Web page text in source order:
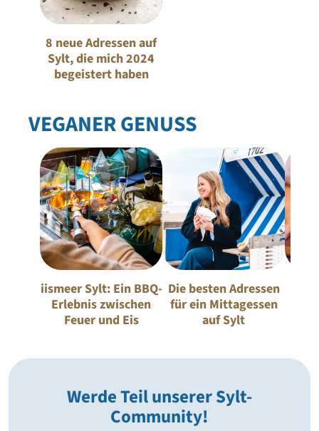
8 neue Adressen auf
Sylt, die mich 2024
begeistert haben
VEGANER GENUSS
iismeer Sylt: Ein BBQ-
Erlebnis zwischen
Feuer und Eis
Die besten Adressen
für ein Mittagessen
auf Sylt
Werde Teil unserer Sylt-
Community!